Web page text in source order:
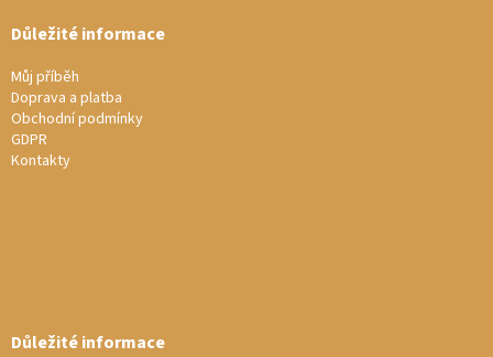
Důležité informace
Můj příběh
Doprava a platba
Obchodní podmínky
GDPR
Kontakty
Důležité informace